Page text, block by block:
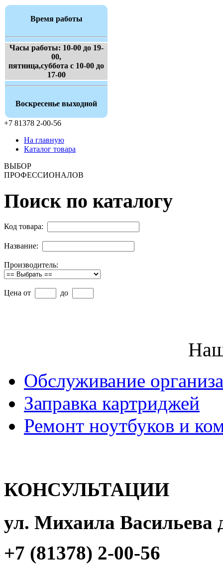
Время работы
Часы работы: 10-00 до 19-
00,
пятница,суббота с 10-00 до
17-00
Воскресенье выходной
+7 81378 2-00-56
На главную
Каталог товара
ВЫБОР
ПРОФЕССИОНАЛОВ
Поиск по каталогу
Код товара:
Название:
Производитель:
Цена от до
Обслуживание
Заправка картриджей
Ремонт ноутбуков и
КОНСУЛЬТАЦИИ
ул. Михаила Васильева
+7 (81378) 2-00-56